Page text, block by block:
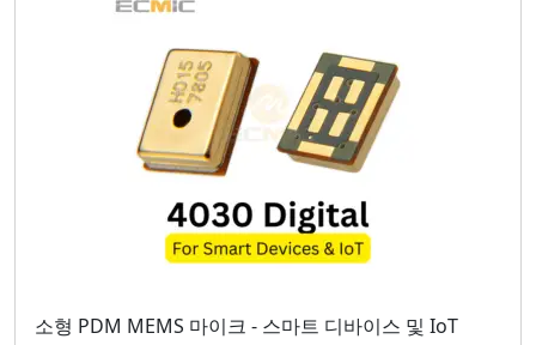
소형 PDM MEMS 마이크 - 스마트 디바이스 및 IoT